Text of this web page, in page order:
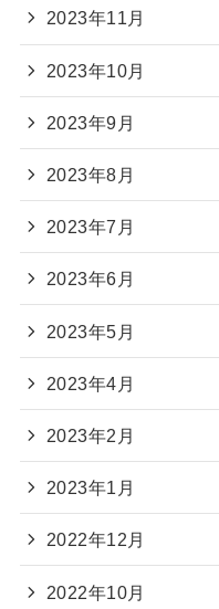
2023年11月
2023年10月
2023年9月
2023年8月
2023年7月
2023年6月
2023年5月
2023年4月
2023年2月
2023年1月
2022年12月
2022年10月